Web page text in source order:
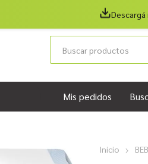
Mis pedidos
Inicio